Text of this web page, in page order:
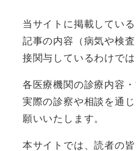
当サイトに掲載している
記事の内容（病気や検
接関与しているわけでは
各医療機関の診療内容・
実際の診察や相談を通
願いいたします。
本サイトでは、読者の